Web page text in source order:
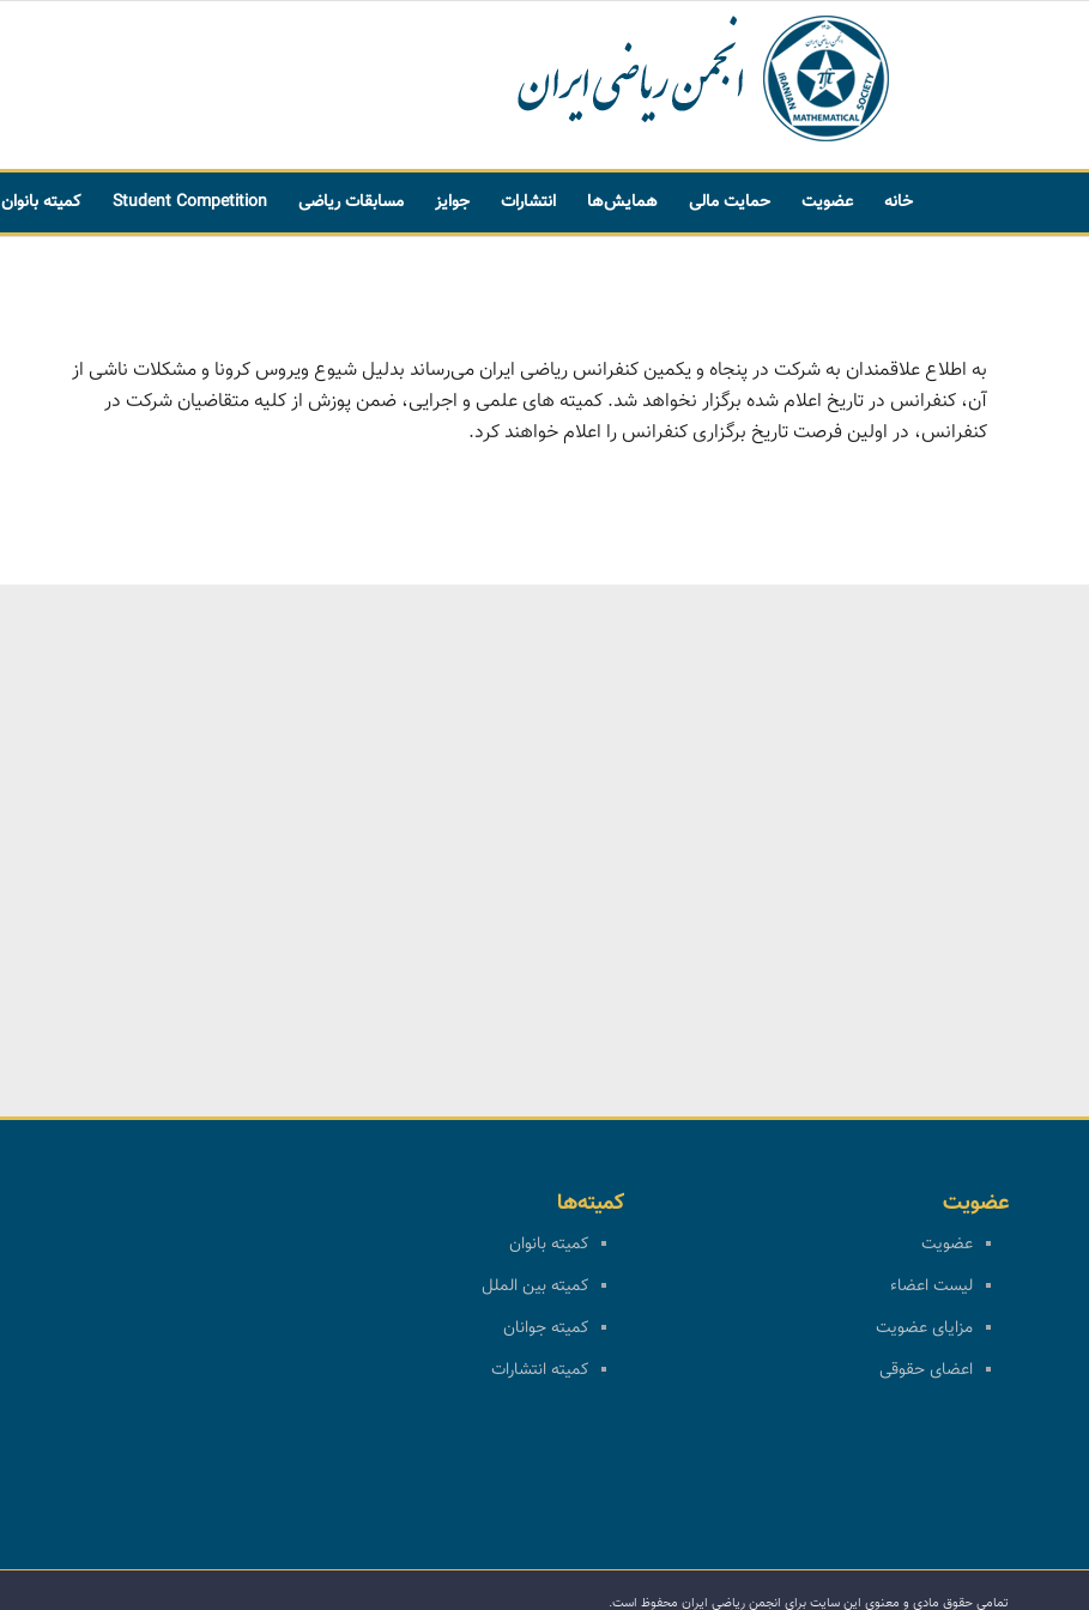
خانه عضویت حمایت مالی همایش‌ها انتشارات جوایز مسابقات ریاضی Student Competition کمیته بانوان
به اطلاع علاقمندان به شرکت در پنجاه و یکمین کنفرانس ریاضی ایران می‌رساند بدلیل شیوع ویروس کرونا و مشکلات ناشی از
آن، کنفرانس در تاریخ اعلام شده برگزار نخواهد شد. کمیته های علمی و اجرایی، ضمن پوزش از کلیه متقاضیان شرکت در
کنفرانس، در اولین فرصت تاریخ برگزاری کنفرانس را اعلام خواهند کرد.
عضویت
عضویت
لیست اعضاء
مزایای عضویت
اعضای حقوقی
کمیته‌ها
کمیته بانوان
کمیته بین الملل
کمیته جوانان
کمیته انتشارات
تمامی حقوق مادی و معنوی این سایت برای انجمن ریاضی ایران محفوظ است.